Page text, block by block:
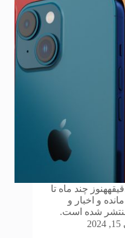
حدودی مطالعه مطلب: ۵ دقیقههنوز چند ماه تا
سری ۱۴ باقی مانده و اخبار و
شده است.